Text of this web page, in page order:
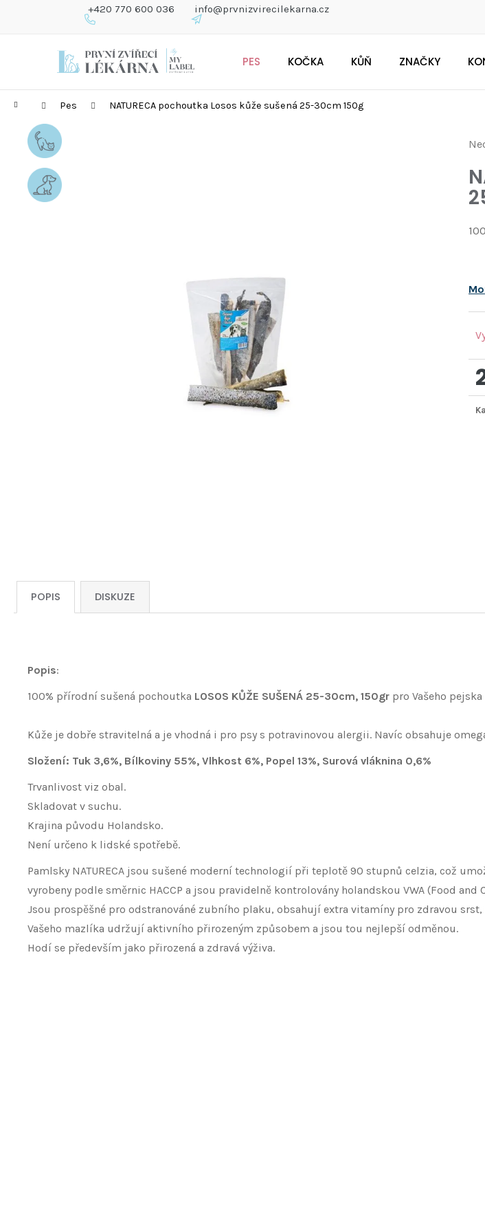
+420 770 600 036 info@prvnizvirecilekarna.cz
PES KOČKA KŮŇ ZNAČKY
Domů Pes NATURECA pochoutka Losos kůže sušená 25-30cm 150g
je
POPIS DISKUZE
Popis:
100% přírodní sušená pochoutka LOSOS KŮŽE SUŠENÁ 25-30cm, 150gr pro Vašeho pejska
Kůže je dobře stravitelná a je vhodná i pro psy s potravinovou alergii. Navíc obsahuje
Složení: Tuk 3,6%, Bílkoviny 55%, Vlhkost 6%, Popel 13%, Surová vláknina 0,6%
Trvanlivost viz obal.
Skladovat v suchu.
Krajina původu Holandsko.
Není určeno k lidské spotřebě.
Pamlsky NATURECA jsou sušené moderní technologií při teplotě 90 stupnů celzia, což
vyrobeny podle směrnic HACCP a jsou pravidelně kontrolovány holandskou VWA (Food and
Jsou prospěšné pro odstranováné zubního plaku, obsahují extra vitamíny pro zdravou
Vašeho mazlíka udržují aktivního přirozeným způsobem a jsou tou nejlepší odměnou.
Hodí se především jako přirozená a zdravá výživa.
obchodu
obchodu
CO POTŘEBUJETE